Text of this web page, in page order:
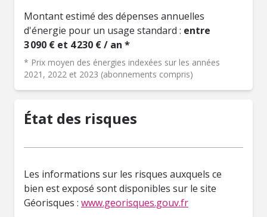
Montant estimé des dépenses annuelles
d'énergie pour un usage standard : entre
3 090 € et 4 230 € / an *
* Prix moyen des énergies indexées sur les années
2021, 2022 et 2023 (abonnements compris)
État des risques
Les informations sur les risques auxquels ce
bien est exposé sont disponibles sur le site
Géorisques : www.georisques.gouv.fr